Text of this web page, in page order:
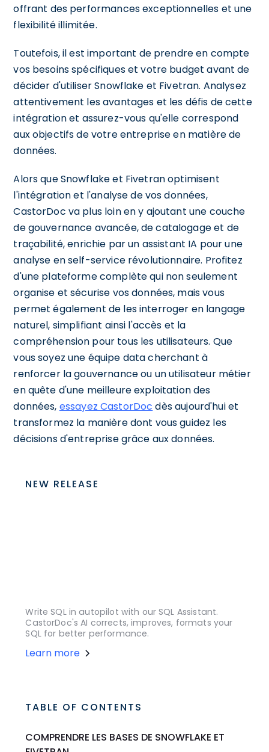
offrant des performances exceptionnelles et une
flexibilité illimitée.
Toutefois, il est important de prendre en compte
vos besoins spécifiques et votre budget avant de
décider d'utiliser Snowflake et Fivetran. Analysez
attentivement les avantages et les défis de cette
intégration et assurez-vous qu'elle correspond
aux objectifs de votre entreprise en matière de
données.
Alors que Snowflake et Fivetran optimisent
l'intégration et l'analyse de vos données,
CastorDoc va plus loin en y ajoutant une couche
de gouvernance avancée, de catalogage et de
traçabilité, enrichie par un assistant IA pour une
analyse en self-service révolutionnaire. Profitez
d'une plateforme complète qui non seulement
organise et sécurise vos données, mais vous
permet également de les interroger en langage
naturel, simplifiant ainsi l'accès et la
compréhension pour tous les utilisateurs. Que
vous soyez une équipe data cherchant à
renforcer la gouvernance ou un utilisateur métier
en quête d'une meilleure exploitation des
données, essayez CastorDoc dès aujourd'hui et
transformez la manière dont vous guidez les
décisions d'entreprise grâce aux données.
NEW RELEASE
Write SQL in autopilot with our SQL Assistant.
CastorDoc's AI corrects, improves, formats your
SQL for better performance.
Learn more
TABLE OF CONTENTS
COMPRENDRE LES BASES DE SNOWFLAKE ET